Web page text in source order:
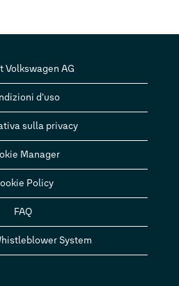
Volkswagen AG
d'uso
sulla privacy
Manager
Policy
FAQ
System